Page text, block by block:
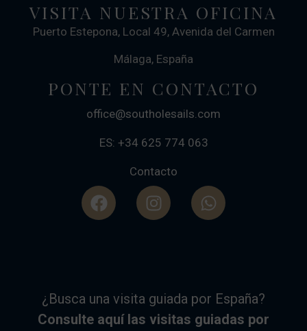
VISITA NUESTRA OFICINA
Puerto Estepona, Local 49, Avenida del Carmen
Málaga, España
PONTE EN CONTACTO
office@southolesails.com
ES: +34 625 774 063
Contacto
¿Busca una visita guiada por España?
Consulte aquí las visitas guiadas por